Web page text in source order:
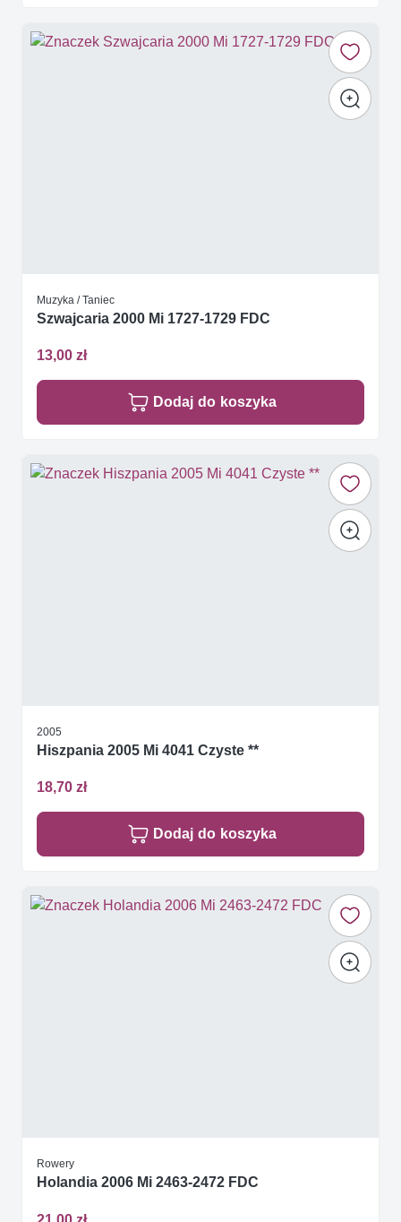
Muzyka / Taniec
Szwajcaria 2000 Mi 1727-1729 FDC
13,00 zł
Dodaj do koszyka
2005
Hiszpania 2005 Mi 4041 Czyste **
18,70 zł
Dodaj do koszyka
Rowery
Holandia 2006 Mi 2463-2472 FDC